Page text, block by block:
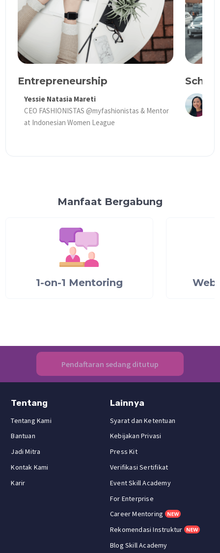
Entrepreneurship
Yessie Natasia Mareti
CEO FASHIONISTAS @myfashionistas & Mentor
at Indonesian Women League
Manfaat Bergabung
1-on-1 Mentoring
Pendaftaran sedang ditutup
Tentang
Tentang Kami
Bantuan
Jadi Mitra
Kontak Kami
Karir
Lainnya
Syarat dan Ketentuan
Kebijakan Privasi
Press Kit
Verifikasi Sertifikat
Event Skill Academy
For Enterprise
Career Mentoring
Rekomendasi Instruktur
Blog Skill Academy